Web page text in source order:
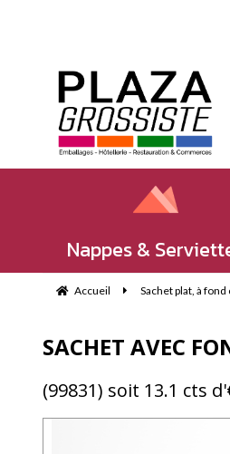
Nappes &
Accueil Sachet plat, à
SACHET AVEC
(99831) soit 13.1 cts